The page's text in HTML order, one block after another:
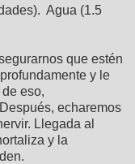
Agua (1.5
que estén
y le
eso,
echaremos
Llegada al
y la